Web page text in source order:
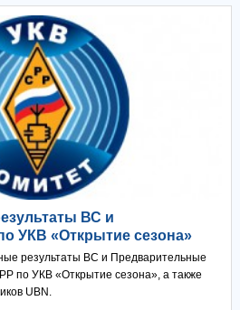
ВС и
УКВ «Открытие сезона»
результаты ВС и Предварительные
по УКВ «Открытие сезона», а также
UBN.